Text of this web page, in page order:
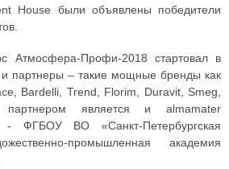
House были объявлены победители
Атмосфера-Профи-2018 стартовал в
и партнеры – такие мощные бренды как
Bardelli, Trend, Florim, Duravit, Smeg,
партнером является и almamater
- ФГБОУ ВО «Санкт-Петербургская
промышленная академия